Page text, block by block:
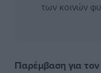
των κοινών
Παρέμβαση για τον